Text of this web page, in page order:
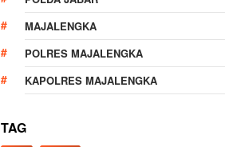
MAJALENGKA
POLRES MAJALENGKA
KAPOLRES MAJALENGKA
TAG